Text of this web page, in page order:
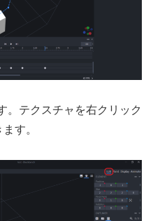
。テクスチャを右クリック
す。